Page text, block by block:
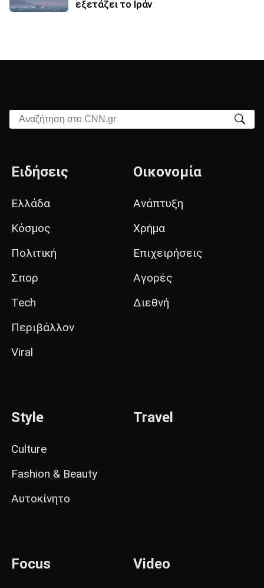
εξετάζει το Ιράν
Αναζήτηση στο CNN.gr
Ειδήσεις
Ελλάδα
Κόσμος
Πολιτική
Σπορ
Tech
Περιβάλλον
Viral
Οικονομία
Ανάπτυξη
Χρήμα
Επιχειρήσεις
Αγορές
Διεθνή
Style
Culture
Fashion & Beauty
Αυτοκίνητο
Travel
Focus Video